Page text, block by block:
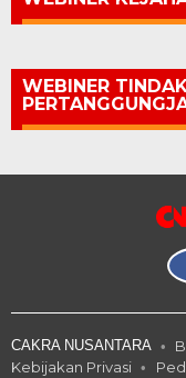
WEBINER
CAKRA NUSANTARA
Kebijakan Privasi